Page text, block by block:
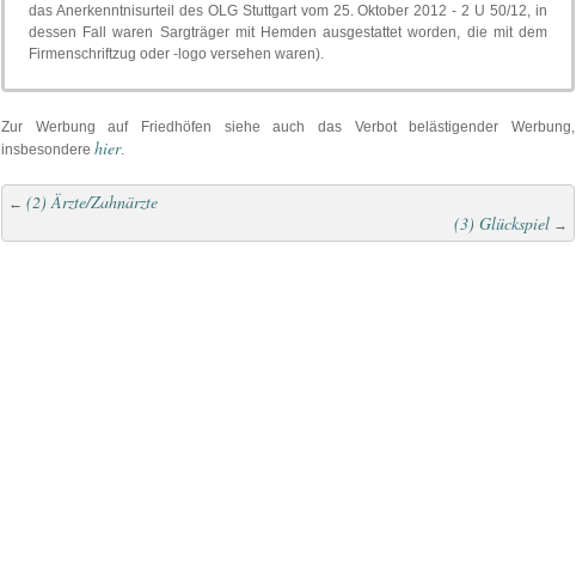
das Anerkenntnisurteil des OLG Stuttgart vom 25. Oktober 2012 - 2 U 50/12, in
dessen Fall waren Sargträger mit Hemden ausgestattet worden, die mit dem
Firmenschriftzug oder -logo versehen waren).
Zur Werbung auf Friedhöfen siehe auch das Verbot belästigender Werbung,
insbesondere hier.
← (2) Ärzte/Zahnärzte
(3) Glückspiel →